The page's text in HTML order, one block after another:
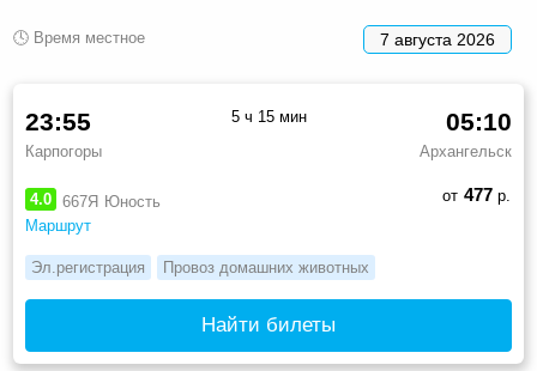
🕓 Время местное 7 августа 2026
4.0 667Я Юность
Маршрут
23:55
Карпогоры
05:10
Архангельск
5 ч 15 мин
от 477р.
Эл.регистрация Провоз домашних животных
Найти билеты